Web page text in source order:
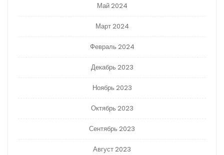
Май 2024
Март 2024
Февраль 2024
Декабрь 2023
Ноябрь 2023
Октябрь 2023
Сентябрь 2023
Август 2023